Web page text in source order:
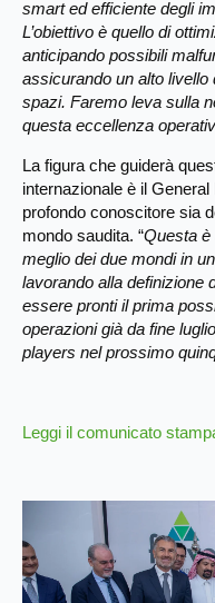
smart ed efficiente degli
L’obiettivo è quello di
anticipando possibili
assicurando un alto
spazi. Faremo leva sulla
questa eccellenza
La figura che guiderà
internazionale è il General
profondo conoscitore sia
mondo saudita. “Questa è
meglio dei due mondi in
lavorando alla definizione
essere pronti il prima
operazioni già da fine
players nel prossimo
Leggi il comunicato